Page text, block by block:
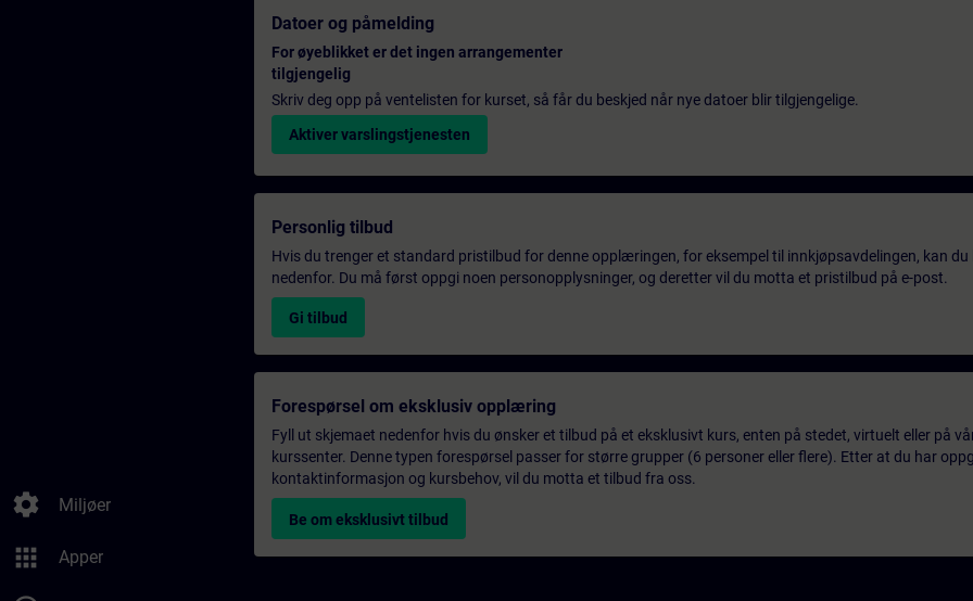
settings Miljøer
apps Apper
Datoer og påmelding
For øyeblikket er det ingen arrangementer
tilgjengelig
Skriv deg opp på ventelisten for kurset, så får du beskjed når nye datoer blir tilgjengelige.
Aktiver varslingstjenesten
Personlig tilbud
Hvis du trenger et standard pristilbud for denne opplæringen, for eksempel til innkjøpsavdelingen, kan du
nedenfor. Du må først oppgi noen personopplysninger, og deretter vil du motta et pristilbud på e-post.
Gi tilbud
Forespørsel om eksklusiv opplæring
Fyll ut skjemaet nedenfor hvis du ønsker et tilbud på et eksklusivt kurs, enten på stedet, virtuelt eller på
kurssenter. Denne typen forespørsel passer for større grupper (6 personer eller flere). Etter at du har
kontaktinformasjon og kursbehov, vil du motta et tilbud fra oss.
Be om eksklusivt tilbud